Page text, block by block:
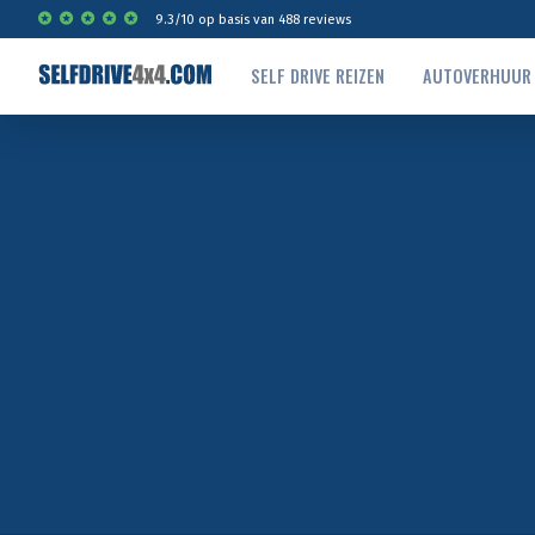
9.3/10 op basis van 488 reviews
SELF DRIVE REIZEN AUTOVERHUUR
Self drive bestemmingen